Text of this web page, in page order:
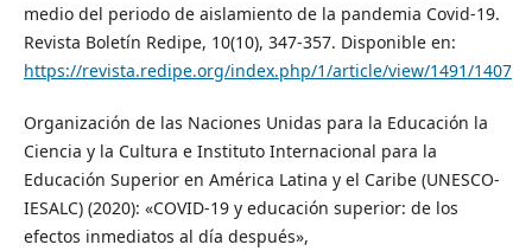
medio del periodo de aislamiento de la pandemia Covid-19.
Revista Boletín Redipe, 10(10), 347-357. Disponible en:
https://revista.redipe.org/index.php/1/article/view/1491/1407
Organización de las Naciones Unidas para la Educación la
Ciencia y la Cultura e Instituto Internacional para la
Educación Superior en América Latina y el Caribe (UNESCO-
IESALC) (2020): «COVID-19 y educación superior: de los
efectos inmediatos al día después»,